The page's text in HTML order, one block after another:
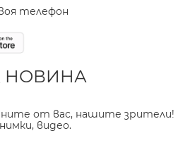
телефон
НОВИНА
от вас, нашите зрители!
видео.